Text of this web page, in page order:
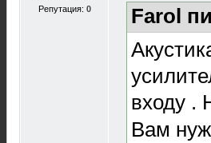
Репутация: 0
Farol
входу .
Вам